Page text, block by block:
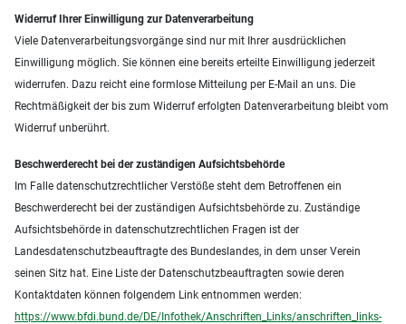
Widerruf Ihrer Einwilligung zur Datenverarbeitung
Viele Datenverarbeitungsvorgänge sind nur mit Ihrer ausdrücklichen
Einwilligung möglich. Sie können eine bereits erteilte Einwilligung jederzeit
widerrufen. Dazu reicht eine formlose Mitteilung per E-Mail an uns. Die
Rechtmäßigkeit der bis zum Widerruf erfolgten Datenverarbeitung bleibt vom
Widerruf unberührt.
Beschwerderecht bei der zuständigen Aufsichtsbehörde
Im Falle datenschutzrechtlicher Verstöße steht dem Betroffenen ein
Beschwerderecht bei der zuständigen Aufsichtsbehörde zu. Zuständige
Aufsichtsbehörde in datenschutzrechtlichen Fragen ist der
Landesdatenschutzbeauftragte des Bundeslandes, in dem unser Verein
seinen Sitz hat. Eine Liste der Datenschutzbeauftragten sowie deren
Kontaktdaten können folgendem Link entnommen werden:
https://www.bfdi.bund.de/DE/Infothek/Anschriften_Links/anschriften_links-